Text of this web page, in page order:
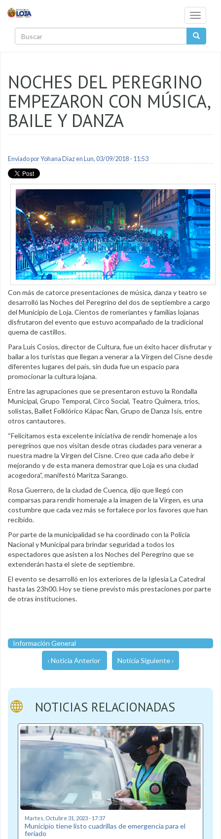
Toggle
NOCHES DEL PEREGRINO
EMPEZARON CON MÚSICA,
BAILE Y DANZA
Enviado porYohana Diazen Lun, 03/09/2018 - 11:53
Con más de catorce presentaciones de música, danza y teatro se
desarrolló las Noches del Peregrino del dos de septiembre a cargo
del Municipio de Loja. Cientos de romeriantes y familias lojanas
disfrutaron del evento que estuvo acompañado de la tradicional
quema de castillos.
Para Luis Cosíos, director de Cultura, fue un éxito hacer disfrutar y
bailar a los turistas que llegan a venerar a la Virgen del Cisne desde
diferentes lugares del país, sin duda fue un espacio para
promocionar la cultura lojana.
Entre las agrupaciones que se presentaron estuvo la Rondalla
Municipal, Grupo Temporal, Circo Social, Teatro Quimera, tríos,
solistas, Ballet Folklórico Kápac Ñan, Grupo de Danza Isis, entre
otros cantautores.
“Felicitamos esta excelente iniciativa de rendir homenaje a los
peregrinos que nos visitan desde otras ciudades para venerar a
nuestra madre la Virgen del Cisne. Creo que cada año debe ir
mejorando y de esta manera demostrar que Loja es una ciudad
acogedora”, manifestó Maritza Sarango.
Rosa Guerrero, de la ciudad de Cuenca, dijo que llegó con
comparsas para rendir homenaje a la imagen de la Virgen, es una
costumbre que cada vez más se fortalece por los favores que han
recibido.
Por parte de la municipalidad se ha coordinado con la Policía
Nacional y Municipal para brindar seguridad a todos los
espectadores que asisten a los Noches del Peregrino que se
extenderán hasta el siete de septiembre.
El evento se desarrolló en los exteriores de la Iglesia La Catedral
hasta las 23h00. Hoy se tiene previsto más prestaciones por parte
de otras instituciones.
Información General
‹ Noticia Anterior Noticia Siguiente ›
NOTICIAS RELACIONADAS
Martes, Octubre 31, 2023 - 17:37
Municipio tiene listo cuadrillas de emergencia para el
feriado